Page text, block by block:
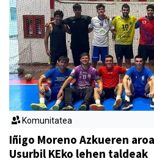
Komunitatea
Iñigo Moreno Azkueren
Usurbil KEko lehen taldeak